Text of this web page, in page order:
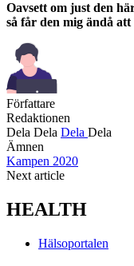
Oavsett om just den
så får den mig ändå
Författare
Redaktionen
Dela Dela Dela Dela
Ämnen
Kampen 2020
Next article
HEALTH
Hälsoportalen